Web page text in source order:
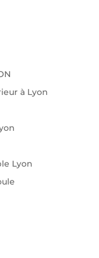
à Lyon
Lyon